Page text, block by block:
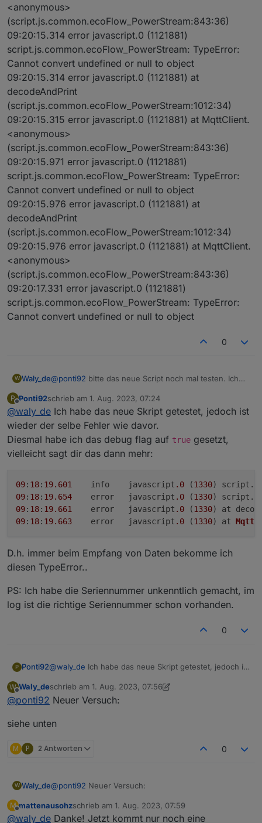
<anonymous>
(script.js.common.ecoFlow_PowerStream:843:36)
09:20:15.314 error javascript.0 (1121881)
script.js.common.ecoFlow_PowerStream: TypeError:
Cannot convert undefined or null to object
09:20:15.314 error javascript.0 (1121881) at
decodeAndPrint
(script.js.common.ecoFlow_PowerStream:1012:34)
09:20:15.315 error javascript.0 (1121881) at MqttClient.
<anonymous>
(script.js.common.ecoFlow_PowerStream:843:36)
09:20:15.971 error javascript.0 (1121881)
script.js.common.ecoFlow_PowerStream: TypeError:
Cannot convert undefined or null to object
09:20:15.976 error javascript.0 (1121881) at
decodeAndPrint
(script.js.common.ecoFlow_PowerStream:1012:34)
09:20:15.976 error javascript.0 (1121881) at MqttClient.
<anonymous>
(script.js.common.ecoFlow_PowerStream:843:36)
09:20:17.331 error javascript.0 (1121881)
script.js.common.ecoFlow_PowerStream: TypeError:
Cannot convert undefined or null to object
0
W Waly_de@ponti92 bitte das neue Script noch mal testen. Ich
Wenn da Einträge mit:
Ungültiger hexString: XXX
kommen, bitte schicken.
P
Offline
Ponti92schrieb am 1. Aug. 2023, 07:24
zuletzt editiert von
@waly_de Ich habe das neue Skript getestet, jedoch ist
wieder der selbe Fehler wie davor.
Diesmal habe ich das debug flag auf true gesetzt,
vielleicht sagt dir das dann mehr:
09: 18: 19.601
	info	javascript
.0 (1330) script.
09: 18: 19.654
	error	javascript
.0 (1330) script.
09: 18: 19.661
	error	javascript
.0 (1330) at
09: 18: 19.663
	error	javascript
.0 (1330) at
D.h. immer beim Empfang von Daten bekomme ich
diesen TypeError..
PS: Ich habe die Seriennummer unkenntlich gemacht, im
log ist die richtige Seriennummer schon vorhanden.
0
P Ponti92@waly_de Ich habe das neue Skript getestet, jedoch ist
Diesmal habe ich das debug flag auf
vielleicht sagt dir das dann mehr:
09:18:19.601	info	javascript.0 (1330)
09:18:19.654	error	javascript.0 (1330)
diesen TypeError..
im log ist die richtige Seriennummer schon vorhanden.
W
Offline
Waly_deschrieb am 1. Aug. 2023, 07:56
zuletzt editiert von Waly_de 8. Jan. 2023, 10:33
@ponti92 Neuer Versuch:
siehe unten
M P 2 Antworten 0
W Waly_de@ponti92 Neuer Versuch:
siehe unten
M
Offline
mattenausohzschrieb am 1. Aug. 2023, 07:59
zuletzt editiert von
@waly_de Danke! Jetzt kommt nur noch eine